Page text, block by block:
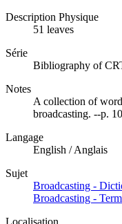
Description Physique
51 leaves
Série
Bibliography of
Notes
A collection of
broadcasting. --p.
Langage
English / Anglais
Sujet
Broadcasting -
Broadcasting -
Localisation